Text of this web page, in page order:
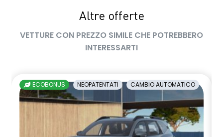
sedile passeggero regolabile in altezza
sedili posteriori ripiegabili 1/3 - 2/3
shark antenna
sistema di controllo della pressione pneumatici indiretto
sistema di frenata d'emergenza attiva
Altre offerte
VETTURE CON PREZZO SIMILE CHE POTREBBERO
INTERESSARTI
ECOBONUS NEOPATENTATI CAMBIO AUTOMATICO